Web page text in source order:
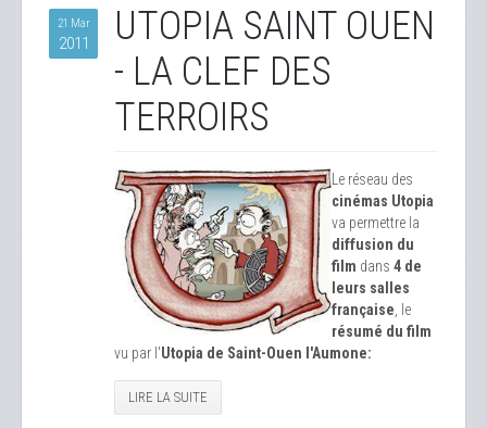
21 Mar
2011
UTOPIA SAINT OUEN
- LA CLEF DES
TERROIRS
Le réseau des
cinémas Utopia
va permettre la
diffusion du
film dans 4 de
leurs salles
française , le
résumé du film
vu par l'Utopia de Saint-Ouen l'Aumone:
LIRE LA SUITE